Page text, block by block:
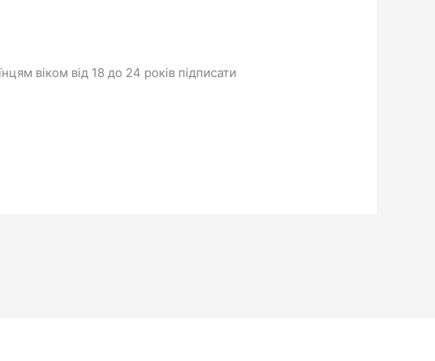
віком від 18 до 24 років підписати